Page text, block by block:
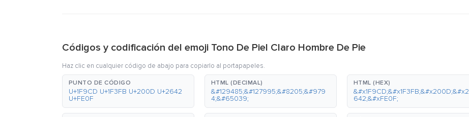
Códigos y codificación del emoji Tono De Piel Claro Hombre De Pie
Haz clic en cualquier código de abajo para copiarlo al portapapeles.
PUNTO DE CÓDIGO
U+1F9CD U+1F3FB U+200D U+2642
U+FE0F
HTML (DECIMAL)
&#129485;&#127995;&#8205;&#979
4;&#65039;
HTML (HEX)
&#x1F9CD;&#x1F3FB;&#x200D;&#x2
642;&#xFE0F;